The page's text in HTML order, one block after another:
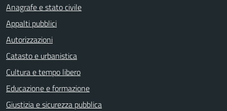
Anagrafe e stato civile
Appalti pubblici
Autorizzazioni
Catasto e urbanistica
Cultura e tempo libero
Educazione e formazione
Giustizia e sicurezza pubblica